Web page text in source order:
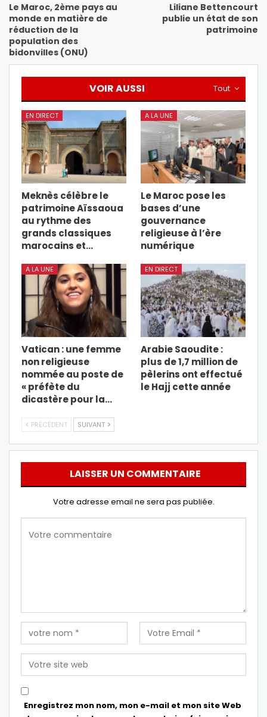
Le Maroc, 2ème pays au
monde en matière de
réduction de la
population des
bidonvilles (ONU)
Liliane Bettencourt
publie un état de son
patrimoine
Tout
VOIR AUSSI
EN DIRECT
Meknès célèbre le
patrimoine Aïssaoua
au rythme des
grands classiques
marocains et…
A LA UNE
Le Maroc pose les
bases d’une
gouvernance
religieuse à l’ère
numérique
A LA UNE
Vatican : une femme
non religieuse
nommée au poste de
« préfète du
dicastère pour la…
EN DIRECT
Arabie Saoudite :
plus de 1,7 million de
pèlerins ont effectué
le Hajj cette année
PRÉCÉDENT SUIVANT
LAISSER UN COMMENTAIRE
Votre adresse email ne sera pas publiée.
Enregistrez mon nom, mon e-mail et mon site Web